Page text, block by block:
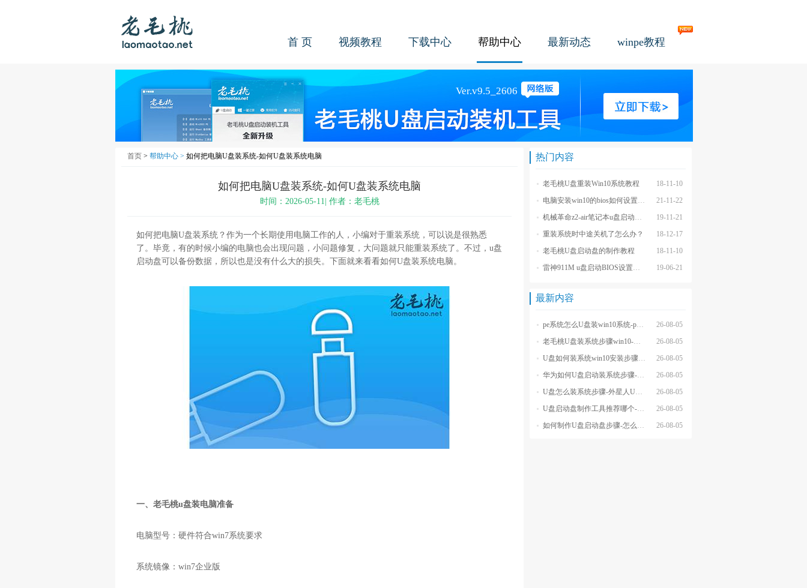
首 页 视频教程 下载中心 帮助中心 最新动态 winpe教程
首页 > 帮助中心 > 如何把电脑U盘装系统-如何U盘装系统电脑
如何把电脑U盘装系统-如何U盘装系统电脑
时间：2026-05-11| 作者：老毛桃
如何把电脑U盘装系统？作为一个长期使用电脑工作的人，小编对于重装系统，可以说是很熟悉
了。毕竟，有的时候小编的电脑也会出现问题，小问题修复，大问题就只能重装系统了。不过，u盘
启动盘可以备份数据，所以也是没有什么大的损失。下面就来看看如何U盘装系统电脑。
一、老毛桃u盘装电脑准备
电脑型号：硬件符合win7系统要求
系统镜像：win7企业版
热门内容
18-11-10
老毛桃U盘重装Win10系统教程
21-11-22
电脑安装win10的bios如何设置u盘图文教程
19-11-21
机械革命z2-air笔记本u盘启动BIOS设置教程
18-12-17
重装系统时中途关机了怎么办？
18-11-10
老毛桃U盘启动盘的制作教程
19-06-21
雷神911M u盘启动BIOS设置教程
最新内容
26-08-05
pe系统怎么U盘装win10系统-pe系统怎么u盘装系统win10
26-08-05
老毛桃U盘装系统步骤win10-老毛桃U盘重装系统步骤win10
26-08-05
U盘如何装系统win10安装步骤-U盘装系统win10安装操作
26-08-05
华为如何U盘启动装系统步骤-怎么U盘启动装系统步骤
26-08-05
U盘怎么装系统步骤-外星人U盘装系统步骤
26-08-05
U盘启动盘制作工具推荐哪个-U盘启动盘制作工具软件哪个好
26-08-05
如何制作U盘启动盘步骤-怎么制作U盘启动盘步骤